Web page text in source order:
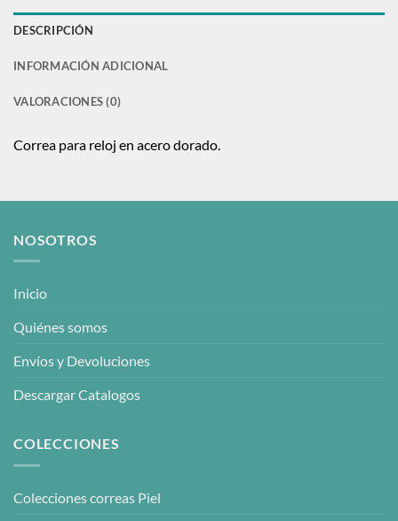
DESCRIPCIÓN
INFORMACIÓN ADICIONAL
VALORACIONES (0)
Correa para reloj en acero dorado.
NOSOTROS
Inicio
Quiénes somos
Envíos y Devoluciones
Descargar Catalogos
COLECCIONES
Colecciones correas Piel